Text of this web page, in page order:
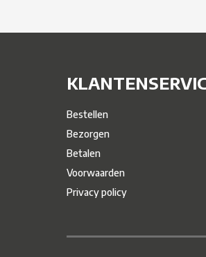
Bestellen
Bezorgen
Betalen
Voorwaarden
Privacy policy